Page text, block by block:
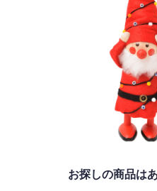
お探しの商品は